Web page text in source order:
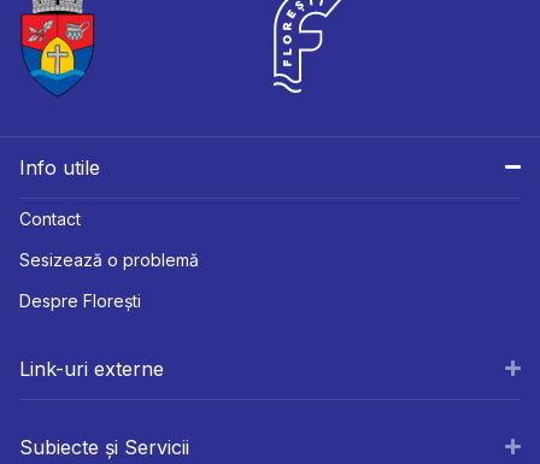
Info utile
Contact
Sesizează o problemă
Despre Florești
Link-uri externe
Subiecte și Servicii